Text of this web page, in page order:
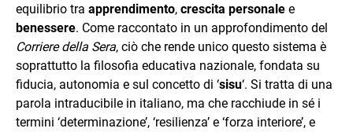
equilibrio tra apprendimento, crescita personale e
benessere. Come raccontato in un approfondimento del
Corriere della Sera, ciò che rende unico questo sistema è
soprattutto la filosofia educativa nazionale, fondata su
fiducia, autonomia e sul concetto di ‘sisu‘. Si tratta di una
parola intraducibile in italiano, ma che racchiude in sé i
termini ‘determinazione’, ‘resilienza’ e ‘forza interiore’, e